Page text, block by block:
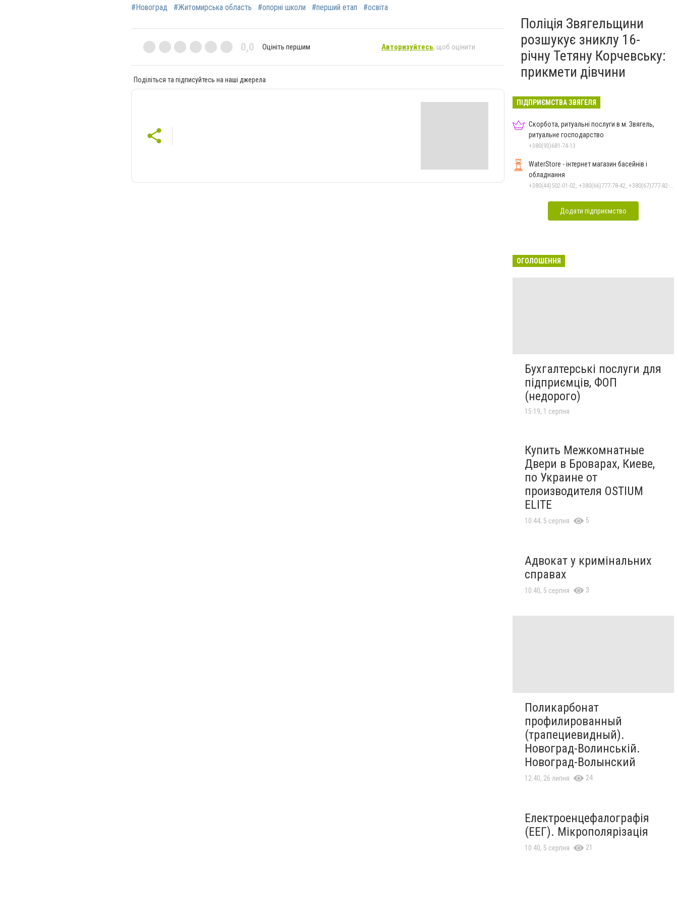
#Новоград
#Житомирська область #опорні школи #перший етап #освіта
0,0 Оцініть першим Авторизуйтесь, щоб оцінити
Поділіться та підписуйтесь на наші джерела
Поліція Звягельщини
розшукує зниклу 16-
річну Тетяну Корчевську:
прикмети дівчини
ПІДПРИЄМСТВА ЗВЯГЕЛЯ
Скорбота, ритуальні послуги в м. Звягель,
ритуальне господарство
+380(93)681-74-13
WaterStore - інтернет магазин басейнів і
обладнання
+380(44)502-01-02, +380(66)777-78-42, +380(67)777-82-19, +380(67)890-80-80, +380(73)890-80-80, +380(44)502-01-03
Додати підприємство
ОГОЛОШЕННЯ
Бухгалтерські послуги для
підприємців, ФОП
(недорого)
15:19, 1 серпня
Купить Межкомнатные
Двери в Броварах, Киеве,
по Украине от
производителя OSTIUM
ELITE
10:44, 5 серпня 5
Адвокат у кримінальних
справах
10:40, 5 серпня 3
Поликарбонат
профилированный
(трапециевидный).
Новоград-Волинській.
Новоград-Волынский
12:40, 26 липня 24
Електроенцефалографія
(ЕЕГ). Мікрополярізація
10:40, 5 серпня 21